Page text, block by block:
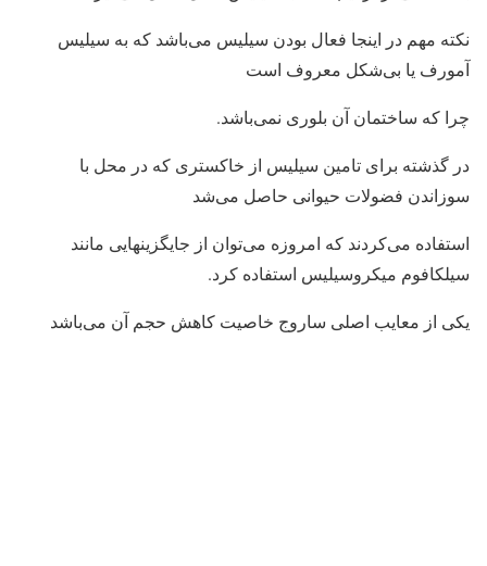
نکته مهم در اینجا فعال بودن سیلیس می‌باشد که به سیلیس
آمورف یا بی‌شکل معروف است
چرا که ساختمان آن بلوری نمی‌باشد.
در گذشته برای تامین سیلیس از خاکستری که در محل با
سوزاندن فضولات حیوانی حاصل می‌شد
استفاده می‌کردند که امروزه می‌توان از جایگزینهایی مانند
سیلکافوم میکروسیلیس استفاده کرد.
یکی از معایب اصلی ساروج خاصیت کاهش حجم آن می‌باشد